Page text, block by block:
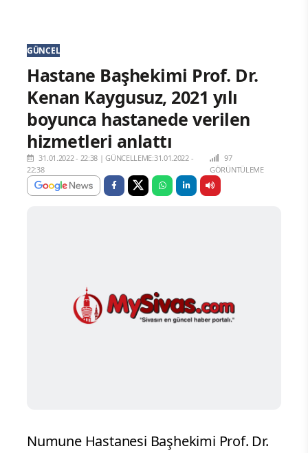
GÜNCEL
Hastane Başhekimi Prof. Dr.
Kenan Kaygusuz, 2021 yılı
boyunca hastanede verilen
hizmetleri anlattı
31.01.2022 - 22:38 |GÜNCELLEME:31.01.2022 -
22:38
97
GÖRÜNTÜLEME
Numune Hastanesi Başhekimi Prof. Dr.